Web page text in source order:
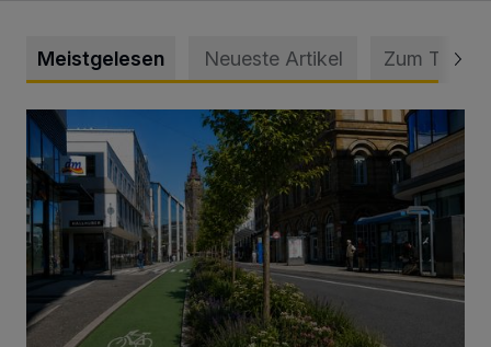
Meistgelesen Neueste Artikel Zum Thema
„Gespannt, wie die Stadt Wuppertal darauf reagiert“